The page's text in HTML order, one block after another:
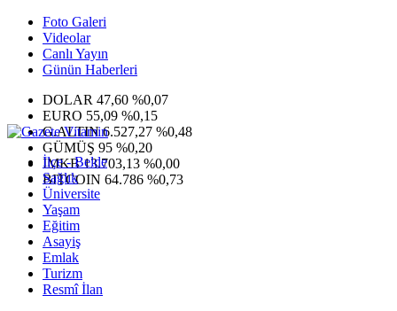
Foto Galeri
Videolar
Canlı Yayın
Günün Haberleri
DOLAR 47,60 %0,07
EURO 55,09 %0,15
G.ALTIN6.527,27 %0,48
GÜMÜŞ 95 %0,20
IMKB13.703,13 %0,00
BITCOIN 64.786 %0,73
İlçe - Belde
Sağlık
Üniversite
Yaşam
Eğitim
Asayiş
Emlak
Turizm
Resmî İlan